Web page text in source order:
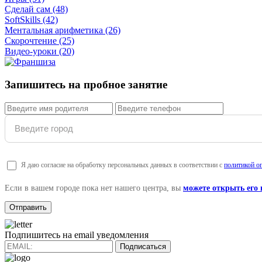
Сделай сам (48)
SoftSkills (42)
Ментальная арифметика (26)
Скорочтение (25)
Видео-уроки (20)
Запишитесь на пробное занятие
Я даю согласие на обработку персональных данных в соответствии с политикой
Если в вашем городе пока нет нашего центра, вы можете открыть его
Подпишитесь на email уведомления
Подписаться